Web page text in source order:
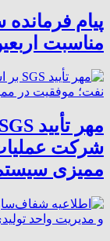
پیام
مناسبت
شرکت
ممیزی